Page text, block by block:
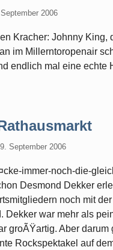
2006
Kracher: Johnny King,
im Millerntoropenair
endlich mal eine echte
September 2006
immer-noch-die-
Desmond Dekker
noch mit
Dekker war mehr als
groÃŸartig. Aber darum
Rockspektakel auf